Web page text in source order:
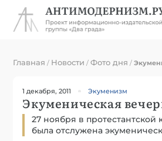
Главная / Новости /Фото дня /
1 декабря, 2011 Экуменизм
Экуменическая
27 ноября в протестантской
была отслужена